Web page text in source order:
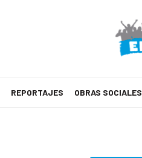
REPORTAJES OBRAS SOCIALES